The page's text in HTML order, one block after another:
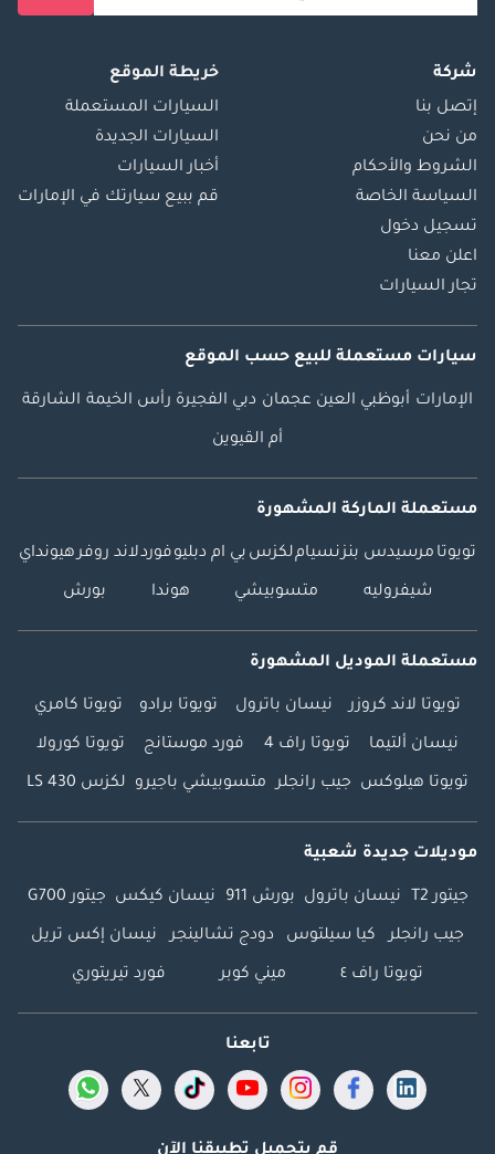
شركة
إتصل بنا
من نحن
الشروط والأحكام
السياسة الخاصة
تسجيل دخول
اعلن معنا
تجار السيارات
خريطة الموقع
السيارات المستعملة
السيارات الجديدة
أخبار السيارات
قم ببيع سيارتك في الإمارات
سيارات مستعملة للبيع حسب الموقع
الإمارات أبوظبي العين عجمان دبي الفجيرة رأس الخيمة الشارقة
أم القيوين
مستعملة الماركة المشهورة
تويوتا مرسيدس بنزنسياملكزس بي ام دبليوفوردلاند روفرهيونداي
شيفروليه متسوبيشي هوندا بورش
مستعملة الموديل المشهورة
تويوتا لاند كروزر نيسان باترول تويوتا برادو تويوتا كامري
نيسان ألتيما تويوتا راف 4 فورد موستانج تويوتا كورولا
تويوتا هيلوكس جيب رانجلر متسوبيشي باجيرو لكزس LS 430
موديلات جديدة شعبية
جيتور T2 نيسان باترول بورش 911 نيسان كيكس جيتور G700
جيب رانجلر كيا سيلتوس دودج تشالينجر نيسان إكس تريل
تويوتا راف ٤ ميني كوبر فورد تيريتوري
تابعنا